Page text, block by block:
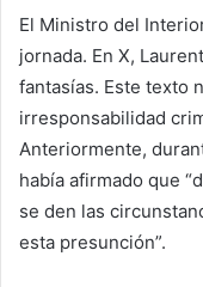
El Ministro del
jornada. En X,
fantasías. Este texto
irresponsabilidad
Anteriormente,
había afirmado que
se den las
esta presunción”.